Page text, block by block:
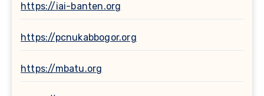
https://iai-banten.org
https://pcnukabbogor.org
https://mbatu.org